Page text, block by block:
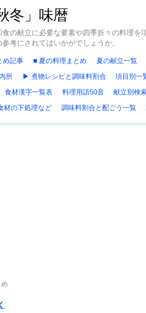
冬」味暦
食の献立に必要な要素や四季折々の料理
考にされてはいかがでしょうか。
め記事 ■ 夏の料理まとめ 夏の献立一覧
所 ▶ 煮物レシピと調味料割合 項目別一
食材漢字一覧表 料理用語50音 献立別検
材の下処理など 調味料割合と配ごう一覧